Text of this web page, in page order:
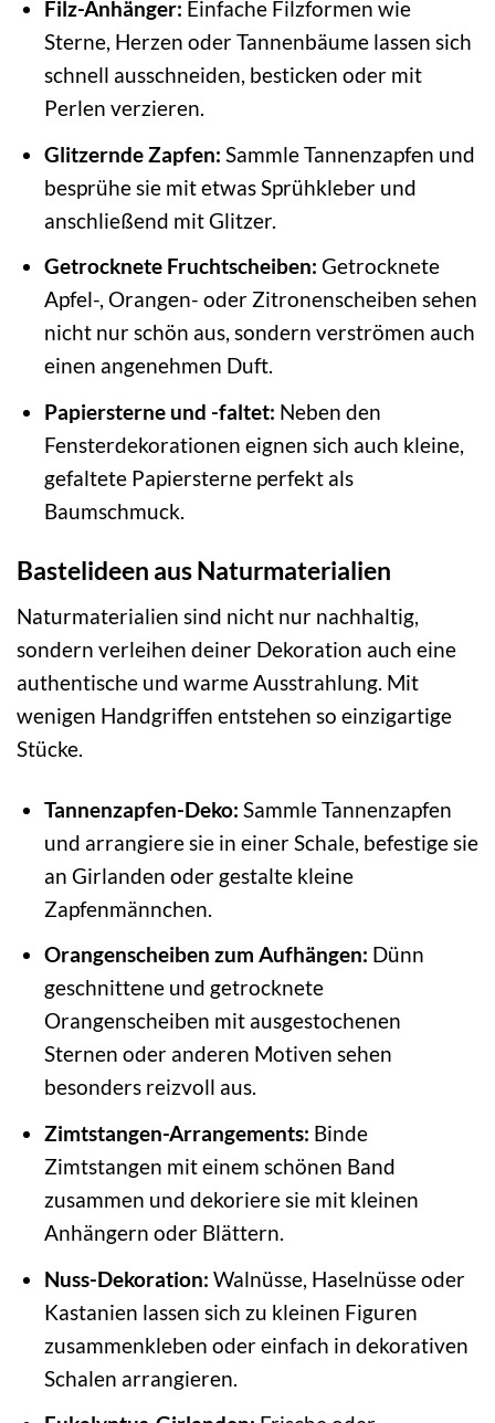
Filz-Anhänger: Einfache Filzformen wie
Sterne, Herzen oder Tannenbäume lassen sich
schnell ausschneiden, besticken oder mit
Perlen verzieren.
Glitzernde Zapfen: Sammle Tannenzapfen und
besprühe sie mit etwas Sprühkleber und
anschließend mit Glitzer.
Getrocknete Fruchtscheiben: Getrocknete
Apfel-, Orangen- oder Zitronenscheiben sehen
nicht nur schön aus, sondern verströmen auch
einen angenehmen Duft.
Papiersterne und -faltet: Neben den
Fensterdekorationen eignen sich auch kleine,
gefaltete Papiersterne perfekt als
Baumschmuck.
Bastelideen aus Naturmaterialien
Naturmaterialien sind nicht nur nachhaltig,
sondern verleihen deiner Dekoration auch eine
authentische und warme Ausstrahlung. Mit
wenigen Handgriffen entstehen so einzigartige
Stücke.
Tannenzapfen-Deko: Sammle Tannenzapfen
und arrangiere sie in einer Schale, befestige sie
an Girlanden oder gestalte kleine
Zapfenmännchen.
Orangenscheiben zum Aufhängen: Dünn
geschnittene und getrocknete
Orangenscheiben mit ausgestochenen
Sternen oder anderen Motiven sehen
besonders reizvoll aus.
Zimtstangen-Arrangements: Binde
Zimtstangen mit einem schönen Band
zusammen und dekoriere sie mit kleinen
Anhängern oder Blättern.
Nuss-Dekoration: Walnüsse, Haselnüsse oder
Kastanien lassen sich zu kleinen Figuren
zusammenkleben oder einfach in dekorativen
Schalen arrangieren.